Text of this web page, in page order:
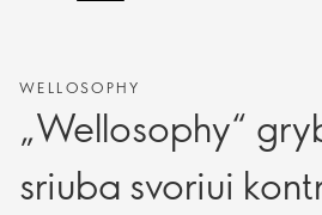
WELLOSOPHY
„Wellosophy“
sriuba svoriui